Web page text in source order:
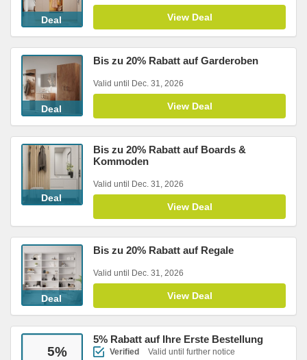
Deal View Deal
Deal
Bis zu 20% Rabatt auf Garderoben
Valid until Dec. 31, 2026
View Deal
Deal
Bis zu 20% Rabatt auf Boards &
Kommoden
Valid until Dec. 31, 2026
View Deal
Deal
Bis zu 20% Rabatt auf Regale
Valid until Dec. 31, 2026
View Deal
5%
5% Rabatt auf Ihre Erste Bestellung
Verified Valid until further notice